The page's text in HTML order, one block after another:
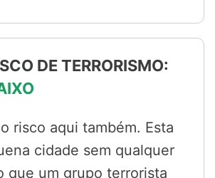
DE TERRORISMO:
risco aqui também. Esta
cidade sem qualquer
que um grupo terrorista